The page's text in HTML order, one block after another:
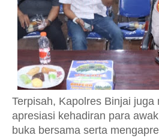
Terpisah, Kapolres Binjai juga
apresiasi kehadiran para
buka bersama serta